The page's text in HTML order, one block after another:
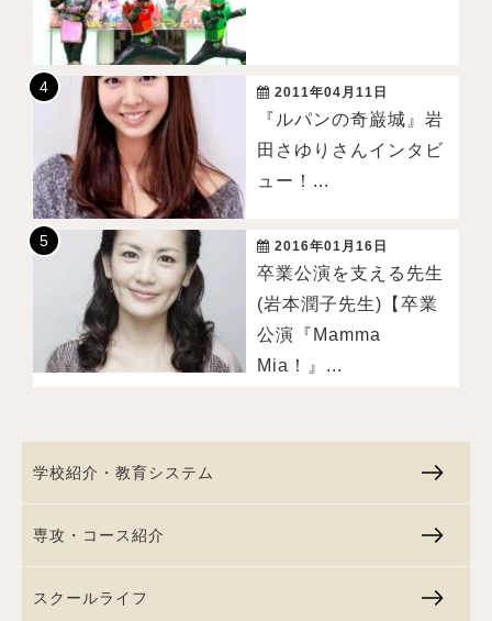
2011年04月11日
『ルパンの奇巌城』岩
田さゆりさんインタビ
ュー！...
2016年01月16日
卒業公演を支える先生
(岩本潤子先生)【卒業
公演『Mamma
Mia！』...
学校紹介・教育システム
専攻・コース紹介
スクールライフ